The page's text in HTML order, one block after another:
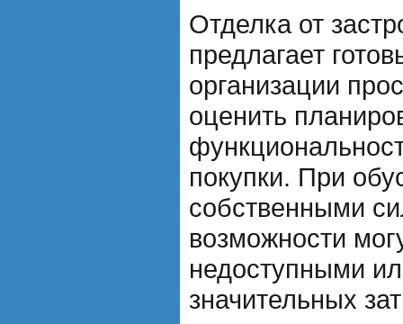
Отделка от
предлагает
организации
оценить
покупки. При
собственными
возможности
недоступными
значительных